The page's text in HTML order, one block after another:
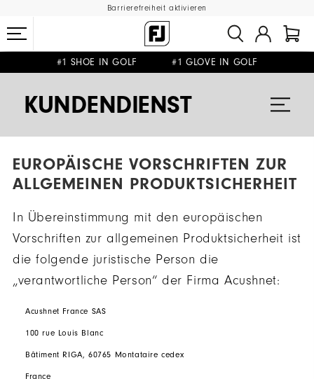
Barrierefreiheit aktivieren
#1 SHOE IN GOLF #1 GLOVE IN GOLF
KUNDENDIENST
EUROPÄISCHE VORSCHRIFTEN ZUR
ALLGEMEINEN PRODUKTSICHERHEIT
In Übereinstimmung mit den europäischen
Vorschriften zur allgemeinen Produktsicherheit ist
die folgende juristische Person die
„verantwortliche Person“ der Firma Acushnet:
Acushnet France SAS
100 rue Louis Blanc
Bâtiment RIGA, 60765 Montataire cedex
France